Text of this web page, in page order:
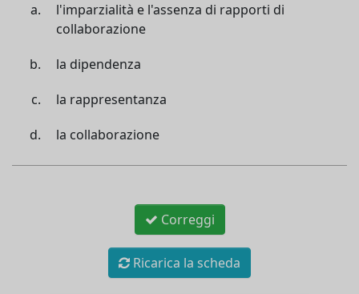
l'imparzialità e l'assenza di rapporti di
collaborazione
la dipendenza
la rappresentanza
la collaborazione
Correggi
Ricarica la scheda